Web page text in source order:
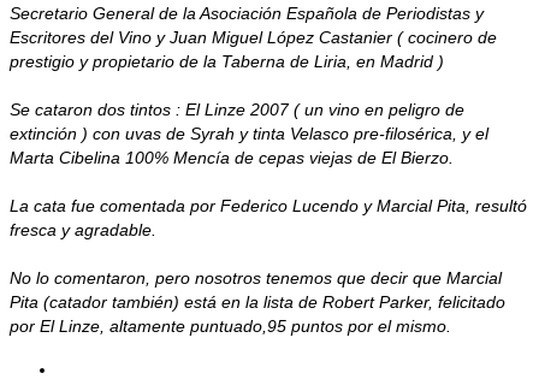
Secretario General de la Asociación Española de Periodistas y
Escritores del Vino y Juan Miguel López Castanier ( cocinero de
prestigio y propietario de la Taberna de Liria, en Madrid )
Se cataron dos tintos : El Linze 2007 ( un vino en peligro de
extinción ) con uvas de Syrah y tinta Velasco pre-filosérica, y el
Marta Cibelina 100% Mencía de cepas viejas de El Bierzo.
La cata fue comentada por Federico Lucendo y Marcial Pita, resultó
fresca y agradable.
No lo comentaron, pero nosotros tenemos que decir que Marcial
Pita (catador también) está en la lista de Robert Parker, felicitado
por El Linze, altamente puntuado,95 puntos por el mismo.